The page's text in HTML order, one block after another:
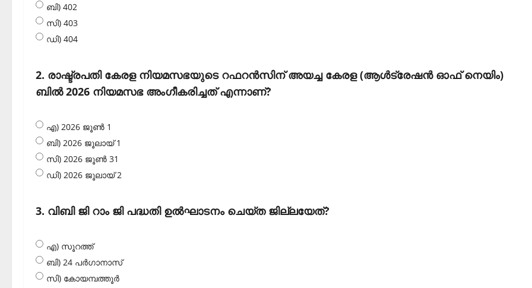
ബി) 402
സി) 403
ഡി) 404
2. രാഷ്ട്രപതി കേരള നിയമസഭയുടെ റഫറന്‍സിന് അയച്ച കേരള (ആള്‍ട്രേഷന്‍ ഓഫ് നെയിം)
ബില്‍ 2026 നിയമസഭ അംഗീകരിച്ചത് എന്നാണ്?
എ) 2026 ജൂണ്‍ 1
ബി) 2026 ജൂലായ് 1
സി) 2026 ജൂണ്‍ 31
ഡി) 2026 ജൂലായ് 2
3. വിബി ജി റാം ജി പദ്ധതി ഉല്‍ഘാടനം ചെയ്ത ജില്ലയേത്?
എ) സൂറത്ത്
ബി) 24 പര്‍ഗാനാസ്
സി) കോയമ്പത്തൂര്‍